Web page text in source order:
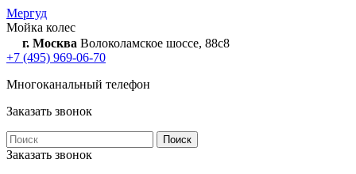
Мергуд
Мойка колес
г. Москва Волоколамское шоссе, 88с8
+7 (495) 969-06-70
Многоканальный телефон
Заказать звонок
Заказать звонок